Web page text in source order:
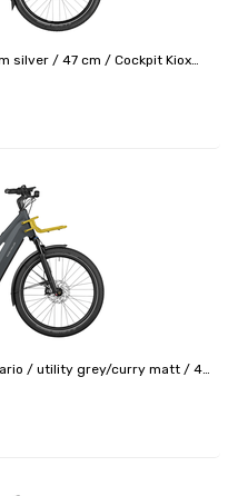
silver / 47 cm / Cockpit Kiox
/ utility grey/curry matt / 47
bagages avant Cargo / Option